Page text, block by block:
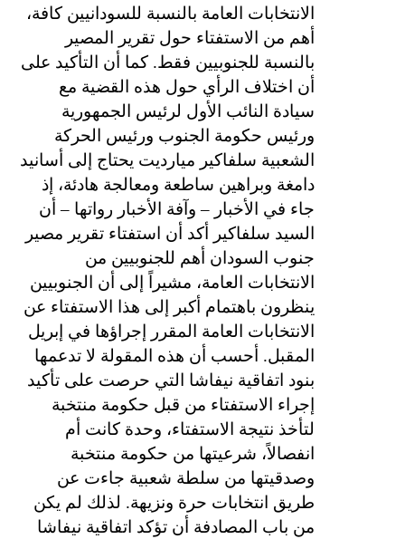
الانتخابات العامة بالنسبة للسودانيين كافة،
أهم من الاستفتاء حول تقرير المصير
بالنسبة للجنوبيين فقط. كما أن التأكيد على
أن اختلاف الرأي حول هذه القضية مع
سيادة النائب الأول لرئيس الجمهورية
ورئيس حكومة الجنوب ورئيس الحركة
الشعبية سلفاكير ميارديت يحتاج إلى أسانيد
دامغة وبراهين ساطعة ومعالجة هادئة، إذ
جاء في الأخبار – وآفة الأخبار رواتها – أن
السيد سلفاكير أكد أن استفتاء تقرير مصير
جنوب السودان أهم للجنوبيين من
الانتخابات العامة، مشيراً إلى أن الجنوبيين
ينظرون باهتمام أكبر إلى هذا الاستفتاء عن
الانتخابات العامة المقرر إجراؤها في إبريل
المقبل. أحسب أن هذه المقولة لا تدعمها
بنود اتفاقية نيفاشا التي حرصت على تأكيد
إجراء الاستفتاء من قبل حكومة منتخبة
لتأخذ نتيجة الاستفتاء، وحدة كانت أم
انفصالاً، شرعيتها من حكومة منتخبة
وصدقيتها من سلطة شعبية جاءت عن
طريق انتخابات حرة ونزيهة. لذلك لم يكن
من باب المصادفة أن تؤكد اتفاقية نيفاشا